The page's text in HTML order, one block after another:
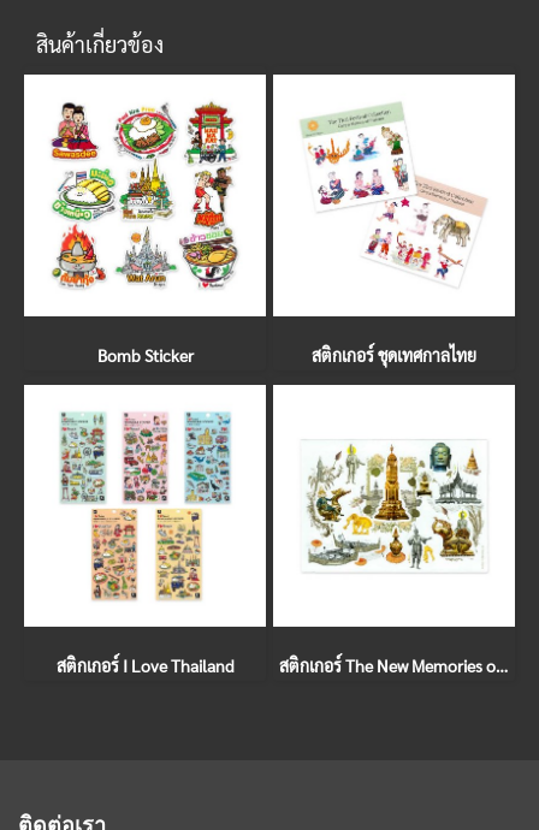
สินค้าเกี่ยวข้อง
Bomb Sticker สติกเกอร์ ชุดเทศกาลไทย
สติกเกอร์ I Love Thailand สติกเกอร์ The New Memories of Ayutthaya
ติดต่อเรา